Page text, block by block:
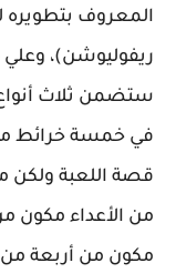
المعروف
ريفوليوشن)،
ستضمن ثلاث
في خمسة خرائط
قصة اللعبة ولكن
من الأعداء مكون
مكون من أربعة من